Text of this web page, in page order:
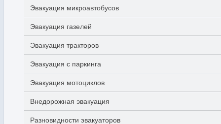
Эвакуация микроавтобусов
Эвакуация газелей
Эвакуация тракторов
Эвакуация с паркинга
Эвакуация мотоциклов
Внедорожная эвакуация
Разновидности эвакуаторов